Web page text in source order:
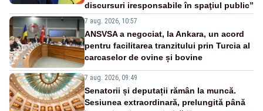
discursuri iresponsabile în spaţiul public”
7 aug. 2026, 10:57
ANSVSA a negociat, la Ankara, un acord
pentru facilitarea tranzitului prin Turcia al
carcaselor de ovine și bovine
7 aug. 2026, 09:49
Senatorii și deputații rămân la muncă.
Sesiunea extraordinară, prelungită până